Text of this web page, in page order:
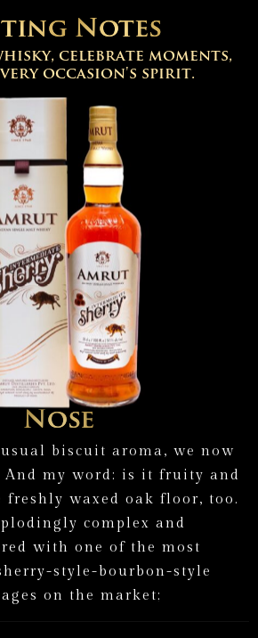
Notes
hisky, celebrate moments,
very occasion's spirit.
Nose
usual biscui t aroma , we now
And my word: is i t frui ty and
freshly waxed oak floor, too.
plodingly complex and
red wi th one of the mos t
herry-s tyle-bourbon-s tyle
ages on the marke t;